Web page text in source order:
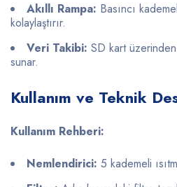
Akıllı Rampa: Basıncı
kolaylaştırır.
Veri Takibi: SD kart üzerinden
sunar.
Kullanım ve Teknik
Kullanım Rehberi:
Nemlendirici: 5 kademeli